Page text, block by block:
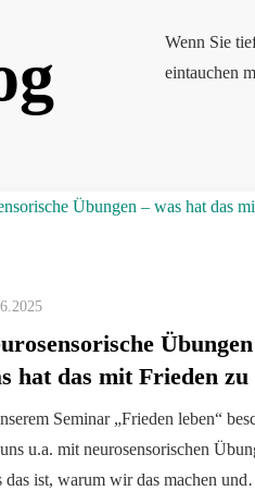
Wenn Sie
eintauchen
hat das mit Frieden zu
Seminar „Frieden leben“
u.a. mit neurosensorischen
das ist, warum wir das machen